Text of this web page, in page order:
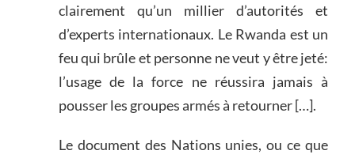
clairement qu’un millier d’autorités et
d’experts internationaux. Le Rwanda est un
feu qui brûle et personne ne veut y être jeté:
l’usage de la force ne réussira jamais à
pousser les groupes armés à retourner […].
Le document des Nations unies, ou ce que